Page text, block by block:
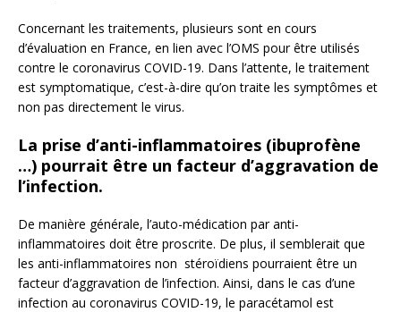
Concernant les traitements, plusieurs sont en cours
d’évaluation en France, en lien avec l’OMS pour être utilisés
contre le coronavirus COVID-19. Dans l’attente, le traitement
est symptomatique, c’est-à-dire qu’on traite les symptômes et
non pas directement le virus.
La prise d’anti-inflammatoires (ibuprofène
…) pourrait être un facteur d’aggravation de
l’infection.
De manière générale, l’auto-médication par anti-
inflammatoires doit être proscrite. De plus, il semblerait que
les anti-inflammatoires non stéroïdiens pourraient être un
facteur d’aggravation de l’infection. Ainsi, dans le cas d’une
infection au coronavirus COVID-19, le paracétamol est